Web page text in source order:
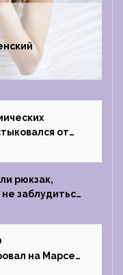
от
рюкзак,
заблудиться
на Марсе